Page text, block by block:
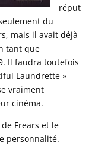
réput
du
mais il avait déjà
tant que
Il faudra toutefois
Laundrette »
vraiment
cinéma.
Frears et le
personnalité.